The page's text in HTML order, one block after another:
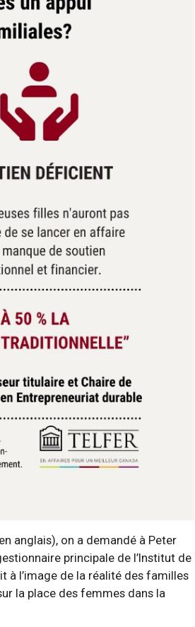
anglais), on a demandé à Peter
principale de l’Institut de
à l’image de la réalité des familles
la place des femmes dans la